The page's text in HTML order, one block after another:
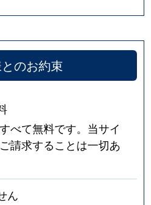
のお約束
べて無料です。当サイ
請求することは一切あ
ん